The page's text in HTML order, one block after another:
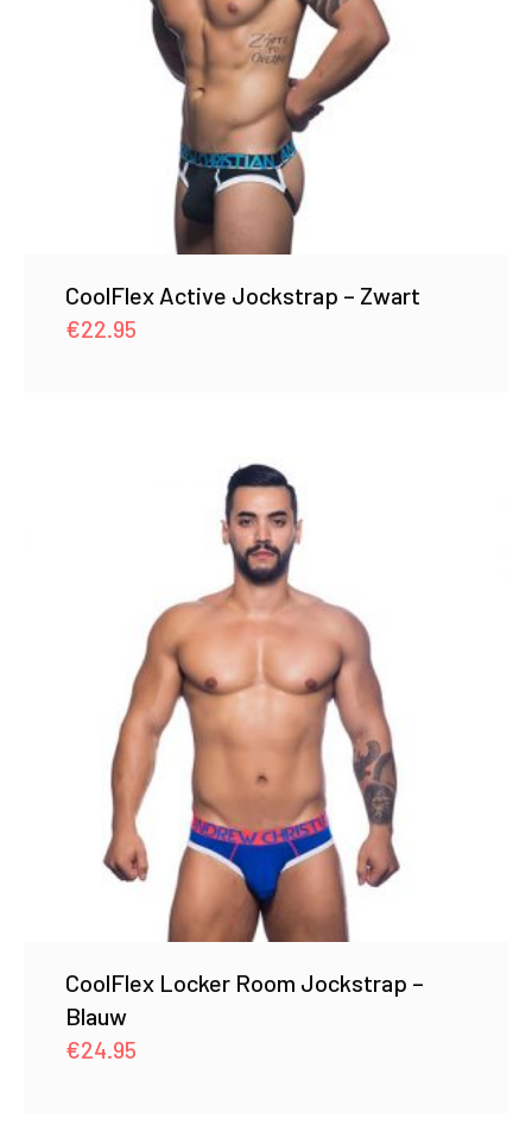
CoolFlex Active Jockstrap – Zwart
€22.95
CoolFlex Locker Room Jockstrap –
Blauw
€24.95